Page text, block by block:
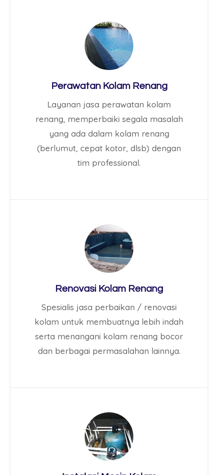
Perawatan Kolam Renang
Layanan jasa perawatan kolam
renang, memperbaiki segala masalah
yang ada dalam kolam renang
(berlumut, cepat kotor, dlsb) dengan
tim professional.
Renovasi Kolam Renang
Spesialis jasa perbaikan / renovasi
kolam untuk membuatnya lebih indah
serta menangani kolam renang bocor
dan berbagai permasalahan lainnya.